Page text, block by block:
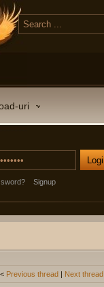
uri
Signup
Previous thread | Next thread